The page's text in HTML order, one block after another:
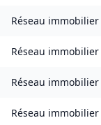
Réseau immobilier
Réseau immobilier
Réseau immobilier
Réseau immobilier